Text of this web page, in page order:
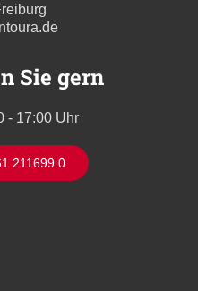
Sie gern
- 17:00 Uhr
211699 0